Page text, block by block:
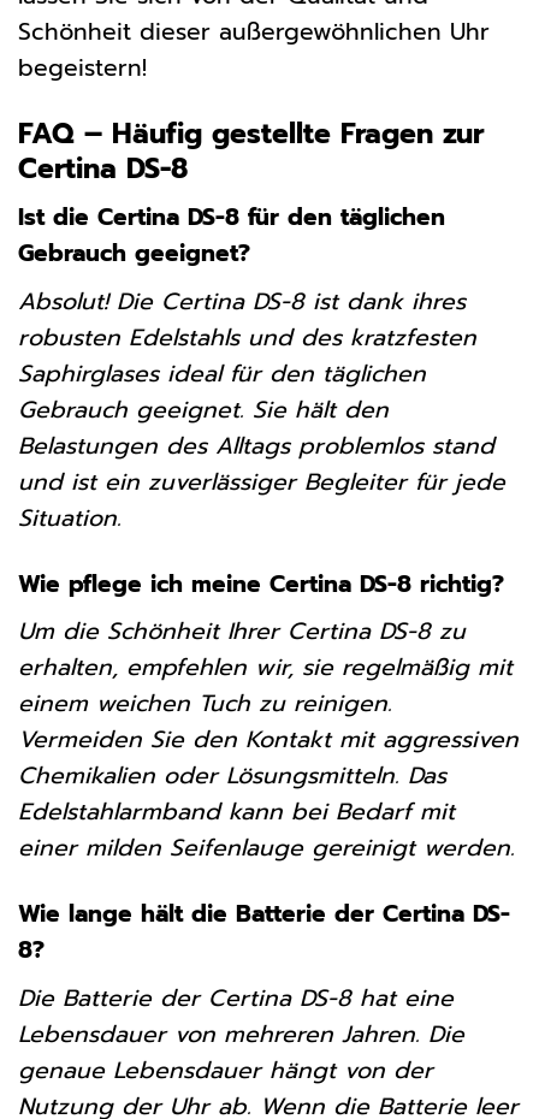
Schönheit dieser außergewöhnlichen Uhr
begeistern!
FAQ – Häufig gestellte Fragen zur
Certina DS-8
Ist die Certina DS-8 für den täglichen
Gebrauch geeignet?
Absolut! Die Certina DS-8 ist dank ihres
robusten Edelstahls und des kratzfesten
Saphirglases ideal für den täglichen
Gebrauch geeignet. Sie hält den
Belastungen des Alltags problemlos stand
und ist ein zuverlässiger Begleiter für jede
Situation.
Wie pflege ich meine Certina DS-8 richtig?
Um die Schönheit Ihrer Certina DS-8 zu
erhalten, empfehlen wir, sie regelmäßig mit
einem weichen Tuch zu reinigen.
Vermeiden Sie den Kontakt mit aggressiven
Chemikalien oder Lösungsmitteln. Das
Edelstahlarmband kann bei Bedarf mit
einer milden Seifenlauge gereinigt werden.
Wie lange hält die Batterie der Certina DS-
8?
Die Batterie der Certina DS-8 hat eine
Lebensdauer von mehreren Jahren. Die
genaue Lebensdauer hängt von der
Nutzung der Uhr ab. Wenn die Batterie leer